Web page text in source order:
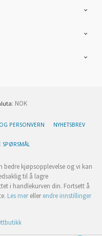
: NOK
PERSONVERN NYHETSBREV
SPØRSMÅL
bedre kjøpsopplevelse og vi kan
til å lagre
i handlekurven din. Fortsett å
Les merellerendre innstillinger